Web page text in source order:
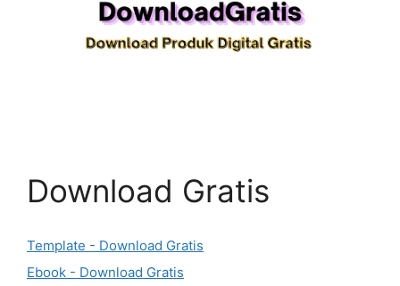
Download Gratis
Template - Download Gratis
Ebook - Download Gratis